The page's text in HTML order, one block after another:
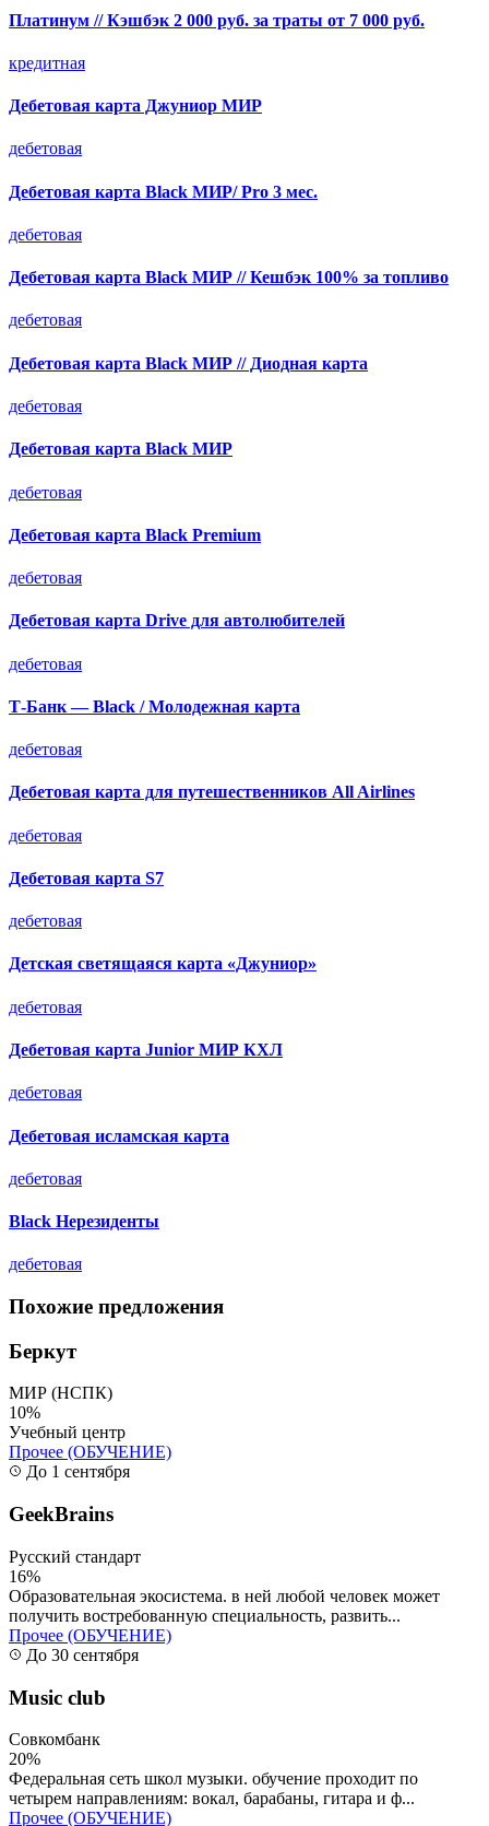
Платинум // Кэшбэк 2 000 руб. за траты от 7 000 руб.
кредитная
Дебетовая карта Джуниор МИР
дебетовая
Дебетовая карта Black МИР/ Pro 3 мес.
дебетовая
Дебетовая карта Black МИР // Кешбэк 100% за топливо
дебетовая
Дебетовая карта Black МИР // Диодная карта
дебетовая
Дебетовая карта Black МИР
дебетовая
Дебетовая карта Black Premium
дебетовая
Дебетовая карта Drive для автолюбителей
дебетовая
Т-Банк — Black / Молодежная карта
дебетовая
Дебетовая карта для путешественников All Airlines
дебетовая
Дебетовая карта S7
дебетовая
Детская светящаяся карта «Джуниор»
дебетовая
Дебетовая карта Junior МИР КХЛ
дебетовая
Дебетовая исламская карта
дебетовая
Black Нерезиденты
дебетовая
Похожие предложения
Беркут
МИР (НСПК)
10%
Учебный центр
Прочее (ОБУЧЕНИЕ)
До 1 сентября
GeekBrains
Русский стандарт
16%
Образовательная экосистема. в ней любой человек может
получить востребованную специальность, развить...
Прочее (ОБУЧЕНИЕ)
До 30 сентября
Music club
Совкомбанк
20%
Федеральная сеть школ музыки. обучение проходит по
четырем направлениям: вокал, барабаны, гитара и ф...
Прочее (ОБУЧЕНИЕ)